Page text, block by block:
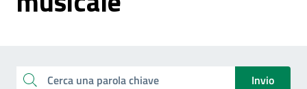
Esplora tutti i documenti
Cerca una parola chiave
Invio